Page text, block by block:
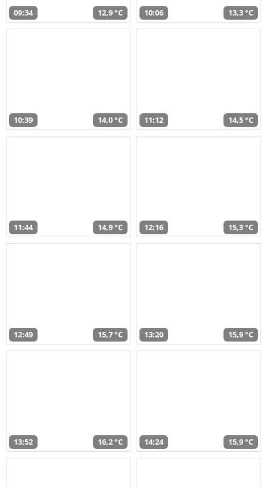
09:34 12,9 °C 10:06 13,3 °C
10:39 14,0 °C 11:12 14,5 °C
11:44 14,9 °C 12:16 15,3 °C
12:49 15,7 °C 13:20 15,9 °C
13:52 16,2 °C 14:24 15,9 °C